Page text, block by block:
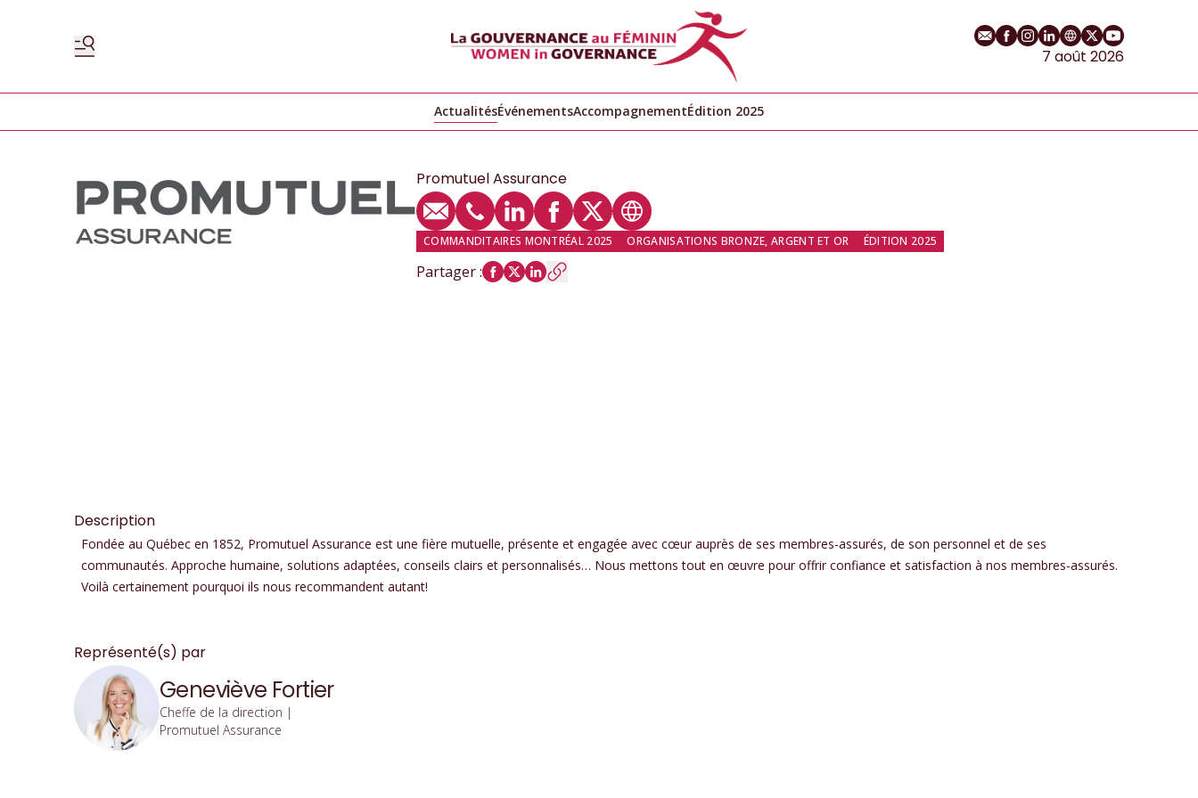
E-mailProfil Facebook
Profil Instagram
Profil LinkedIn
Site web
Profil Twitter
Chaîne
7 août 2026
ActualitésÉvénementsAccompagnementÉdition 2025
Promutuel Assurance
E-mailTéléphoneProfil LinkedIn
Profil Facebook
Profil Twitter
Site web
COMMANDITAIRES MONTRÉAL 2025 ORGANISATIONS BRONZE, ARGENT ET OR ÉDITION 2025
Partager:
Description
Fondée au Québec en 1852, Promutuel Assurance est une fière mutuelle, présente et engagée avec cœur auprès de ses membres-assurés, de son personnel et de ses
communautés. Approche humaine, solutions adaptées, conseils clairs et personnalisés… Nous mettons tout en œuvre pour offrir confiance et satisfaction à nos membres-assurés.
Voilà certainement pourquoi ils nous recommandent autant!
Représenté(s) par
Geneviève Fortier
Cheffe de la direction |
Promutuel Assurance